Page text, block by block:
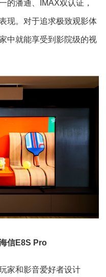
的潘通、IMAX双认证，
现。对于追求极致观影体
中就能享受到影院级的视
信E8S Pro
家和影音爱好者设计